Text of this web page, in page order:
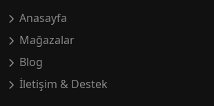
Anasayfa
Mağazalar
Blog
İletişim & Destek